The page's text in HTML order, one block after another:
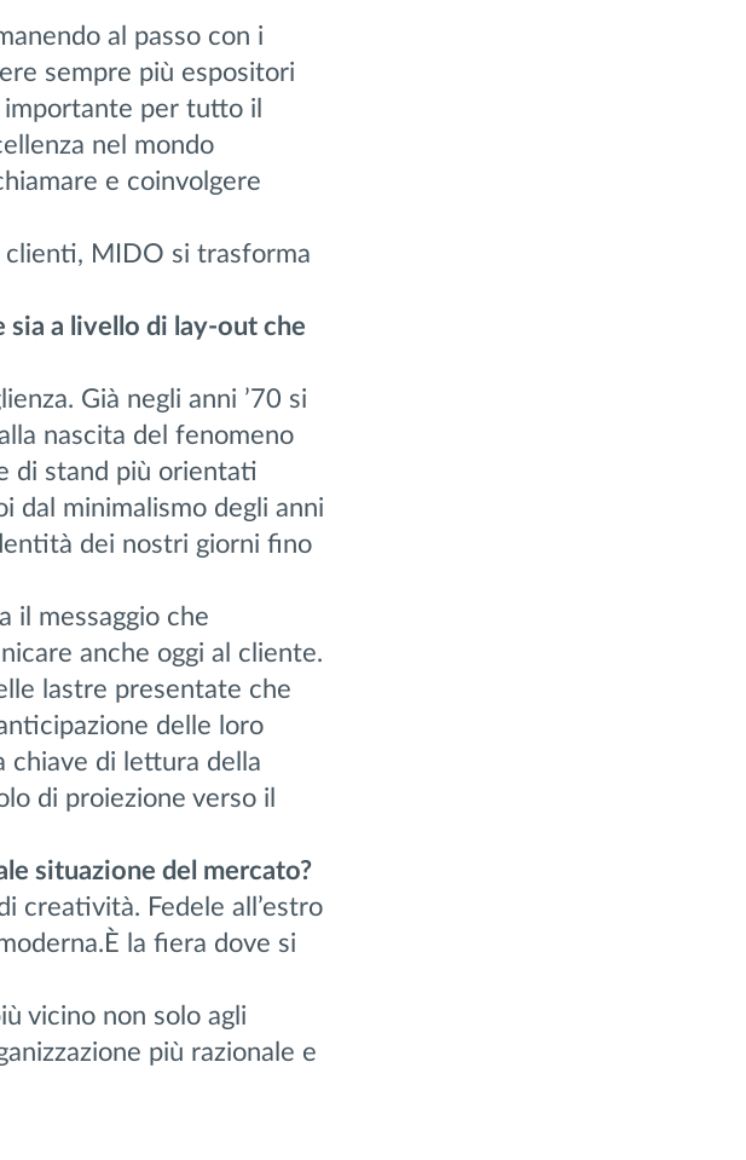
al passo con i
sempre più espositori
per tutto il
nel mondo
e coinvolgere
clienti, MIDO si trasforma
a livello di lay-out che
Già negli anni ’70 si
nascita del fenomeno
di stand più orientati
dal minimalismo degli anni
dei nostri giorni fino
il messaggio che
anche oggi al cliente.
lastre presentate che
delle loro
chiave di lettura della
di proiezione verso il
situazione del mercato?
creatività. Fedele all’estro
la fiera dove si
vicino non solo agli
più razionale e